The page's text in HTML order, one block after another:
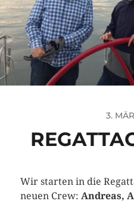
3.
Wir starten in die
neuen Crew: Andreas,